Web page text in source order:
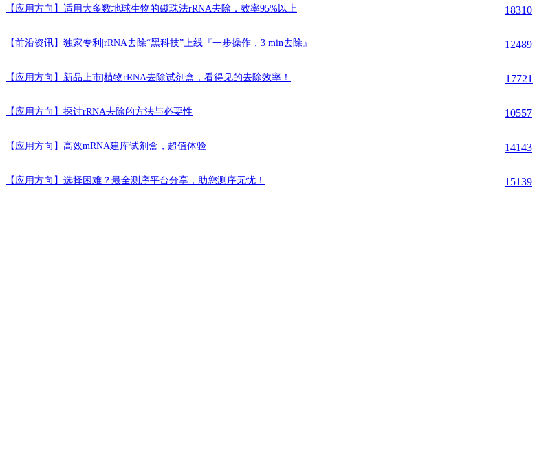
【应用方向】 适用大多数地球生物的磁珠法rRNA去除，效率95%以上 18310
【前沿资讯】 独家专利|rRNA去除“黑科技”上线『一步操作，3 min去除』 12489
【应用方向】 新品上市|植物rRNA去除试剂盒，看得见的去除效率！ 17721
【应用方向】 探讨rRNA去除的方法与必要性 10557
【应用方向】 高效mRNA建库试剂盒，超值体验 14143
【应用方向】 选择困难？最全测序平台分享，助您测序无忧！ 15139